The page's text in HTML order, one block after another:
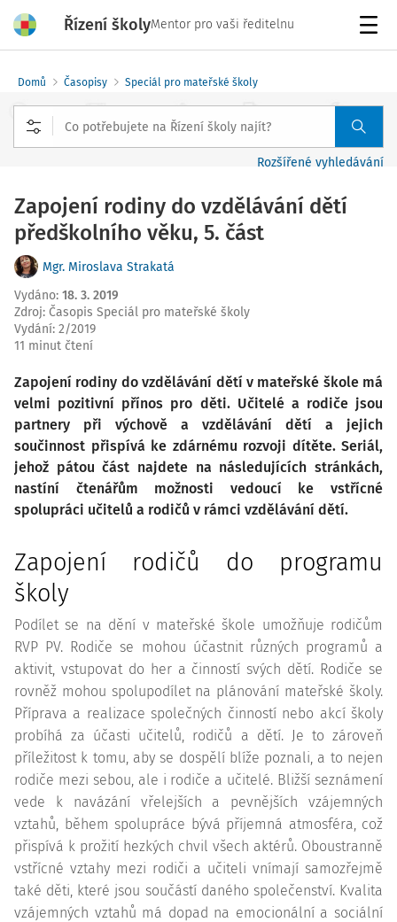
Řízení školyMentor pro vaši ředitelnu
Domů Časopisy Speciál pro mateřské školy
Rozšířené vyhledávání
Zapojení rodiny do vzdělávání dětí
předškolního věku, 5. část
Mgr. Miroslava Strakatá
Vydáno: 18. 3. 2019
Zdroj: Časopis Speciál pro mateřské školy
Vydání: 2/2019
11 minut čtení
Zapojení rodiny do vzdělávání dětí v mateřské škole má
velmi pozitivní přínos pro děti. Učitelé a rodiče jsou
partnery při výchově a vzdělávání dětí a jejich
součinnost přispívá ke zdárnému rozvoji dítěte. Seriál,
jehož pátou část najdete na následujících stránkách,
nastíní čtenářům možnosti vedoucí ke vstřícné
spolupráci učitelů a rodičů v rámci vzdělávání dětí.
Zapojení rodičů do programu
školy
Podílet se na dění v mateřské škole umožňuje rodičům
RVP PV. Rodiče se mohou účastnit různých programů a
aktivit, vstupovat do her a činností svých dětí. Rodiče se
rovněž mohou spolupodílet na plánování mateřské školy.
Příprava a realizace společných činností nebo akcí školy
probíhá za účasti učitelů, rodičů a dětí. Je to zároveň
příležitost k tomu, aby se dospělí blíže poznali, a to nejen
rodiče mezi sebou, ale i rodiče a učitelé. Bližší seznámení
vede k navázání vřelejších a pevnějších vzájemných
vztahů, během spolupráce bývá příjemná atmosféra, což
přispívá k prožití hezkých chvil všech aktérů. Oboustranně
vstřícné vztahy mezi rodiči a učiteli vnímají samozřejmě
také děti, které jsou součástí daného společenství. Kvalita
vzájemných vztahů má dopad na emocionální a sociální